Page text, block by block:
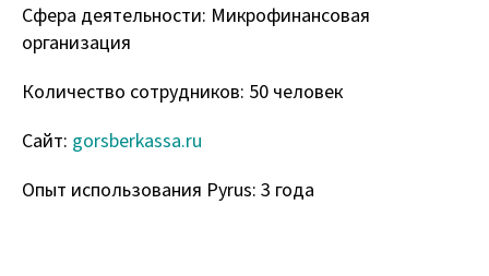
Сфера деятельности: Микрофинансовая
организация
Количество сотрудников: 50 человек
Сайт: gorsberkassa.ru
Опыт использования Pyrus: 3 года